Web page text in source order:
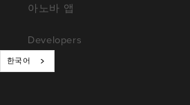
아노바 앱
Developers
한국어